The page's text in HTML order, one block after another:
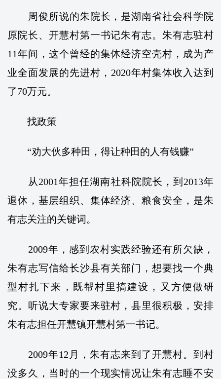
周俊所说的朱院长，是湖南省社会科学院
原院长、开慧村第一书记朱有志。朱有志驻村
11年间，这个曾经的集体经济空壳村，成为产
业全面发展的先进村，2020年村集体收入达到
了70万元。
找政策
“劝大伙多种田，得让种田的人有钱赚”
从2001年担任湖南社科院院长，到2013年
退休，基层组织、集体经济、粮食安全，是朱
有志关注的关键词。
2009年，感到农村实践经验还有所欠缺，
朱有志写信给长沙县有关部门，想要找一个典
型村扎下来，既帮村里搞建设，又方便做研
究。听说大专家要来驻村，县里很积极，安排
朱有志担任开慧镇开慧村第一书记。
2009年12月，朱有志来到了开慧村。到村
没多久，当时的一个现实情况让朱有志睡不安